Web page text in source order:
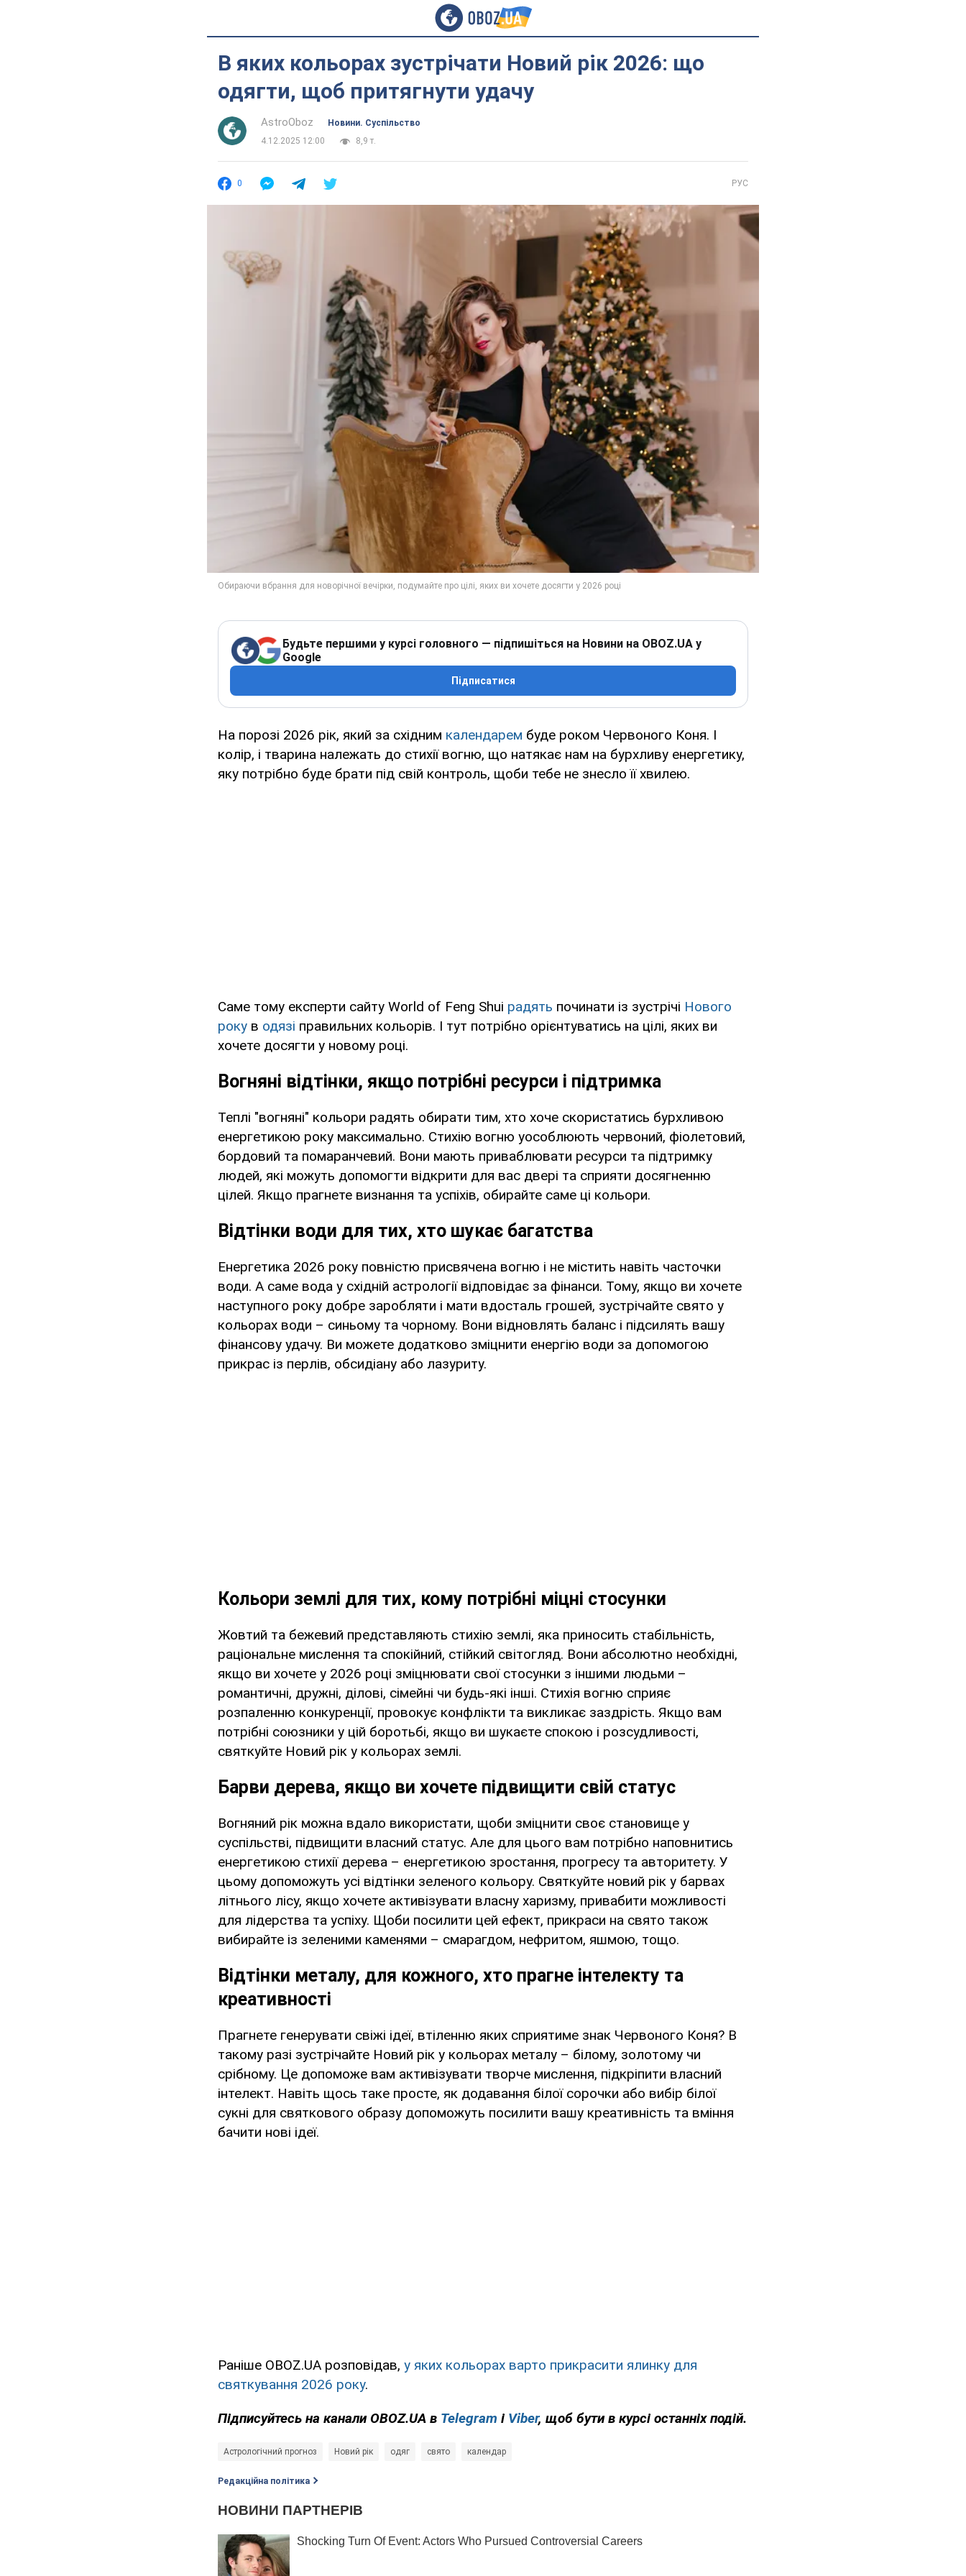
В яких кольорах зустрічати Новий рік 2026: що
одягти, щоб притягнути удачу
AstroOboz
Новини. Суспільство
4.12.2025 12:00
8,9 т.
0 РУС
Будьте першими у курсі головного — підпишіться на Новини на OBOZ.UA у
Google
Підписатися
На порозі 2026 рік, який за східним календарем буде роком Червоного Коня. І
колір, і тварина належать до стихії вогню, що натякає нам на бурхливу енергетику,
яку потрібно буде брати під свій контроль, щоби тебе не знесло її хвилею.
Саме тому експерти сайту World of Feng Shui радять починати із зустрічі Нового
року в одязі правильних кольорів. І тут потрібно орієнтуватись на цілі, яких ви
хочете досягти у новому році.
Вогняні відтінки, якщо потрібні ресурси і підтримка
Теплі "вогняні" кольори радять обирати тим, хто хоче скористатись бурхливою
енергетикою року максимально. Стихію вогню уособлюють червоний, фіолетовий,
бордовий та помаранчевий. Вони мають приваблювати ресурси та підтримку
людей, які можуть допомогти відкрити для вас двері та сприяти досягненню
цілей. Якщо прагнете визнання та успіхів, обирайте саме ці кольори.
Відтінки води для тих, хто шукає багатства
Енергетика 2026 року повністю присвячена вогню і не містить навіть часточки
води. А саме вода у східній астрології відповідає за фінанси. Тому, якщо ви хочете
наступного року добре заробляти і мати вдосталь грошей, зустрічайте свято у
кольорах води – синьому та чорному. Вони відновлять баланс і підсилять вашу
фінансову удачу. Ви можете додатково зміцнити енергію води за допомогою
прикрас із перлів, обсидіану або лазуриту.
Кольори землі для тих, кому потрібні міцні стосунки
Жовтий та бежевий представляють стихію землі, яка приносить стабільність,
раціональне мислення та спокійний, стійкий світогляд. Вони абсолютно необхідні,
якщо ви хочете у 2026 році зміцнювати свої стосунки з іншими людьми –
романтичні, дружні, ділові, сімейні чи будь-які інші. Стихія вогню сприяє
розпаленню конкуренції, провокує конфлікти та викликає заздрість. Якщо вам
потрібні союзники у цій боротьбі, якщо ви шукаєте спокою і розсудливості,
святкуйте Новий рік у кольорах землі.
Барви дерева, якщо ви хочете підвищити свій статус
Вогняний рік можна вдало використати, щоби зміцнити своє становище у
суспільстві, підвищити власний статус. Але для цього вам потрібно наповнитись
енергетикою стихії дерева – енергетикою зростання, прогресу та авторитету. У
цьому допоможуть усі відтінки зеленого кольору. Святкуйте новий рік у барвах
літнього лісу, якщо хочете активізувати власну харизму, привабити можливості
для лідерства та успіху. Щоби посилити цей ефект, прикраси на свято також
вибирайте із зеленими каменями – смарагдом, нефритом, яшмою, тощо.
Відтінки металу, для кожного, хто прагне інтелекту та
креативності
Прагнете генерувати свіжі ідеї, втіленню яких сприятиме знак Червоного Коня? В
такому разі зустрічайте Новий рік у кольорах металу – білому, золотому чи
срібному. Це допоможе вам активізувати творче мислення, підкріпити власний
інтелект. Навіть щось таке просте, як додавання білої сорочки або вибір білої
сукні для святкового образу допоможуть посилити вашу креативність та вміння
бачити нові ідеї.
Раніше OBOZ.UA розповідав, у яких кольорах варто прикрасити ялинку для
святкування 2026 року.
Підписуйтесь на канали OBOZ.UA в Telegram і Viber, щоб бути в курсі останніх подій.
Астрологічний прогноз Новий рік одяг свято календар
Редакційна політика